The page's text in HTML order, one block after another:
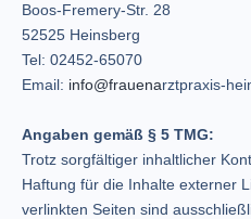
Boos-Fremery-Str. 28
52525 Heinsberg
Tel: 02452-65070
Email: info@frauenarztpraxis-
Angaben gemäß § 5 TMG:
Trotz sorgfältiger inhaltlicher
Haftung für die Inhalte externer
verlinkten Seiten sind